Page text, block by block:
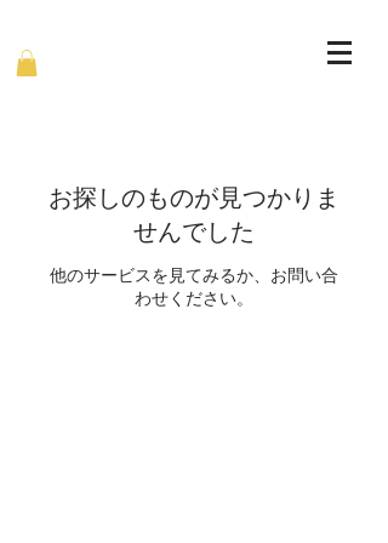
お探しのものが見つかりま
せんでした
他のサービスを見てみるか、お問い合
わせください。